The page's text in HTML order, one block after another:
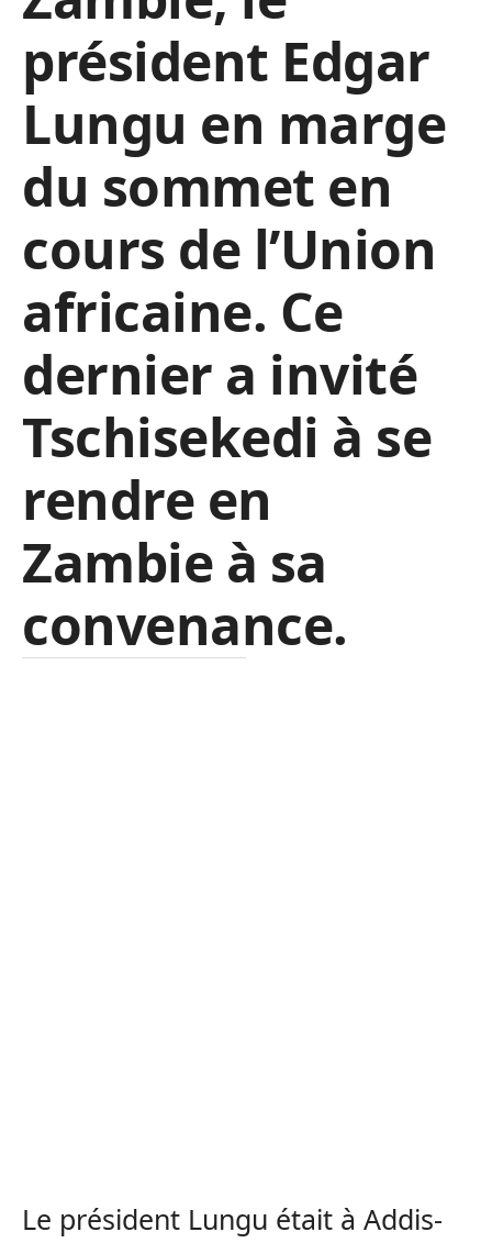
président Edgar
Lungu en marge
du sommet en
cours de l’Union
africaine. Ce
dernier a invité
Tschisekedi à se
rendre en
Zambie à sa
convenance.
Le président Lungu était à Addis-